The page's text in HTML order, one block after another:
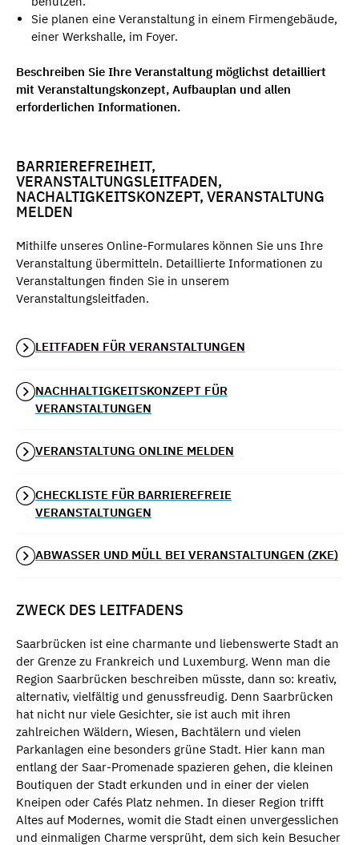
Sie planen eine Veranstaltung in einem Firmengebäude,
einer Werkshalle, im Foyer.
Beschreiben Sie Ihre Veranstaltung möglichst detailliert
mit Veranstaltungskonzept, Aufbauplan und allen
erforderlichen Informationen.
BARRIEREFREIHEIT,
VERANSTALTUNGSLEITFADEN,
NACHALTIGKEITSKONZEPT, VERANSTALTUNG
MELDEN
Mithilfe unseres Online-Formulares können Sie uns Ihre
Veranstaltung übermitteln. Detaillierte Informationen zu
Veranstaltungen finden Sie in unserem
Veranstaltungsleitfaden.
LEITFADEN FÜR VERANSTALTUNGEN
NACHHALTIGKEITSKONZEPT FÜR
VERANSTALTUNGEN
VERANSTALTUNG ONLINE MELDEN
CHECKLISTE FÜR BARRIEREFREIE
VERANSTALTUNGEN
ABWASSER UND MÜLL BEI VERANSTALTUNGEN (ZKE)
ZWECK DES LEITFADENS
Saarbrücken ist eine charmante und liebenswerte Stadt an
der Grenze zu Frankreich und Luxemburg. Wenn man die
Region Saarbrücken beschreiben müsste, dann so: kreativ,
alternativ, vielfältig und genussfreudig. Denn Saarbrücken
hat nicht nur viele Gesichter, sie ist auch mit ihren
zahlreichen Wäldern, Wiesen, Bachtälern und vielen
Parkanlagen eine besonders grüne Stadt. Hier kann man
entlang der Saar-Promenade spazieren gehen, die kleinen
Boutiquen der Stadt erkunden und in einer der vielen
Kneipen oder Cafés Platz nehmen. In dieser Region trifft
Altes auf Modernes, womit die Stadt einen unvergesslichen
und einmaligen Charme versprüht, dem sich kein Besucher